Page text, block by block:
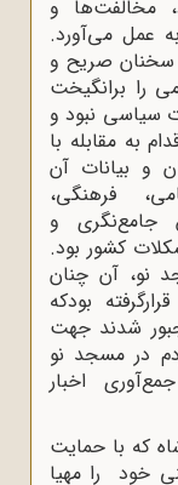
مخالفت‌ها و
عمل می‌آورد.
سخنان صریح و
را برانگیخت
سیاسی نبود و
به مقابله با
و بیانات آن
فرهنگی،
جامع‌نگری و
کشور بود.
نو، آن چنان
بودکه
شدند جهت
در مسجد نو
اخبار
که با حمایت
خود را مهیا